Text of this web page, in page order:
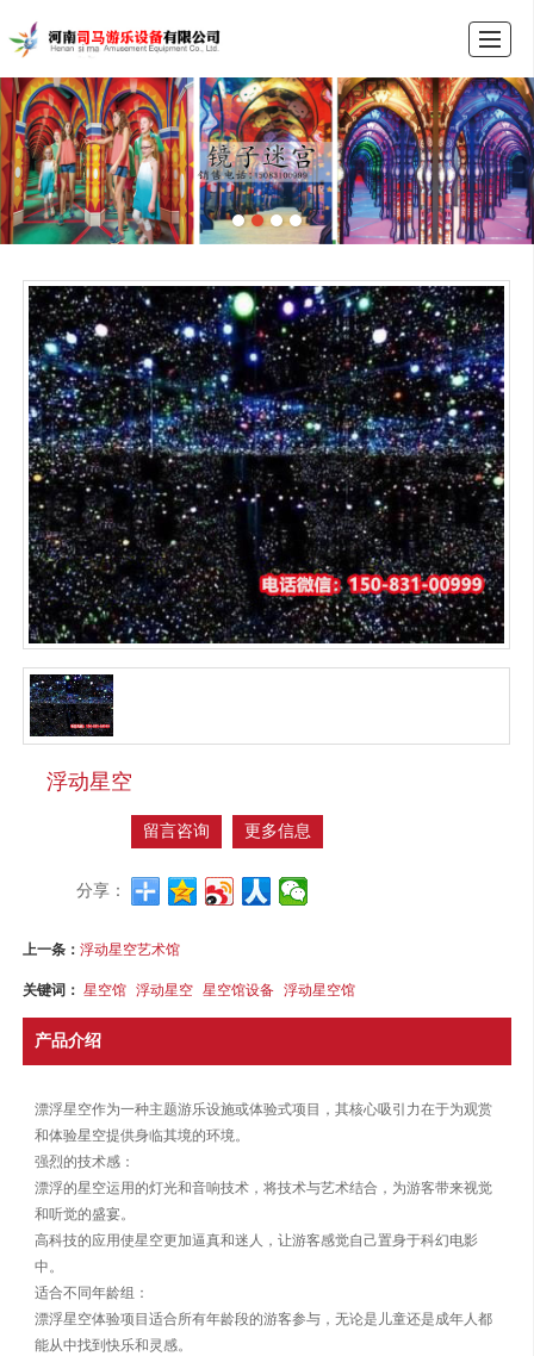
首页 产品展示 新闻动态 图库展示 公司介绍 留言反馈 联系我们 LBS
浮动星空
留言咨询 更多信息
分享：
上一条：浮动星空艺术馆
关键词：星空馆 浮动星空 星空馆设备 浮动星空馆
产品介绍
漂浮星空作为一种主题游乐设施或体验式项目，其核心吸引力在于为观赏
和体验星空提供身临其境的环境。
强烈的技术感：
漂浮的星空运用的灯光和音响技术，将技术与艺术结合，为游客带来视觉
和听觉的盛宴。
高科技的应用使星空更加逼真和迷人，让游客感觉自己置身于科幻电影
中。
适合不同年龄组：
漂浮星空体验项目适合所有年龄段的游客参与，无论是儿童还是成年人都
能从中找到快乐和灵感。